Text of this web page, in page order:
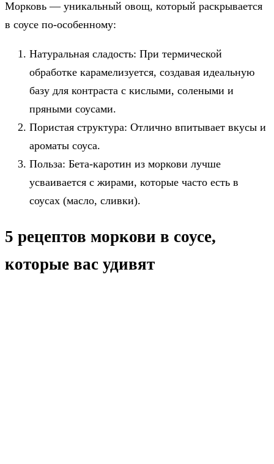
Морковь — уникальный овощ, который раскрывается
в соусе по-особенному:
Натуральная сладость: При термической
обработке карамелизуется, создавая идеальную
базу для контраста с кислыми, солеными и
пряными соусами.
Пористая структура: Отлично впитывает вкусы и
ароматы соуса.
Польза: Бета-каротин из моркови лучше
усваивается с жирами, которые часто есть в
соусах (масло, сливки).
5 рецептов моркови в соусе,
которые вас удивят